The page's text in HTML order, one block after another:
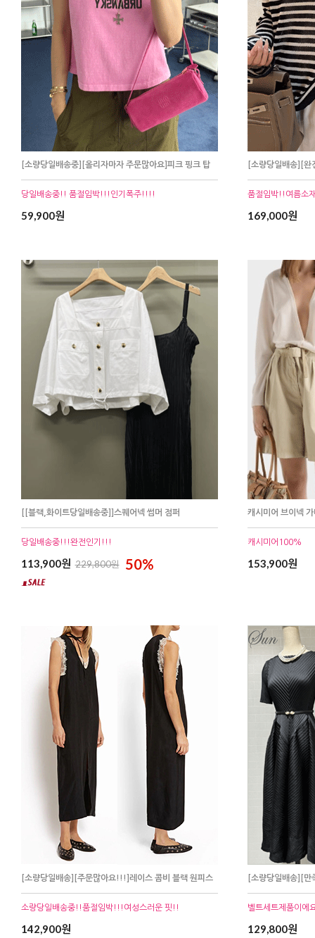
[소량당일배송중][올리자마자 주문많아요]피크 핑크 탑
당일배송중!! 품절임박!!!인기폭주!!!!
59,900원
[소량당일배송][완
품절임박!!여름소
169,000원
[[블랙,화이트당일배송중]]스퀘어넥 썸머 점퍼
당일배송중!!!완전인기!!!
113,900원 229,800원 50%
캐시미어 브이넥 가
캐시미어100%
153,900원
[소량당일배송][주문많아요!!!]레이스 콤비 블랙 원피스
소량당일배송중!!품절임박!!!여성스러운 핏!!
142,900원
[소량당일배송][만
벨트세트제품이에
129,800원